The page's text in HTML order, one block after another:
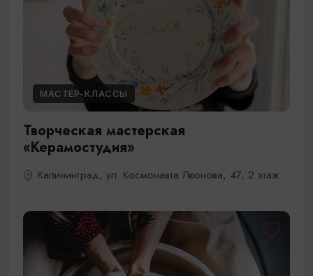
МАСТЕР-КЛАССЫ
Творческая мастерская
«Керамостудия»
Калининград, ул. Космонавта Леонова, 47​, 2 этаж